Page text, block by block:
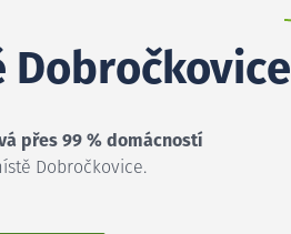
přes 99 % domácností
Dobročkovice.